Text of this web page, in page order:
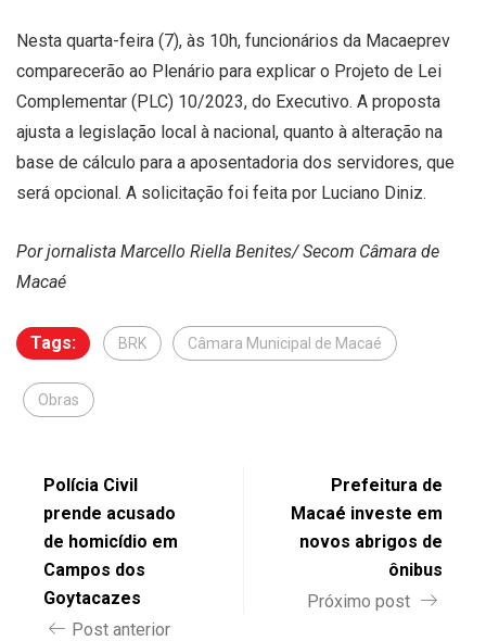
Nesta quarta-feira (7), às 10h, funcionários da Macaeprev
comparecerão ao Plenário para explicar o Projeto de Lei
Complementar (PLC) 10/2023, do Executivo. A proposta
ajusta a legislação local à nacional, quanto à alteração na
base de cálculo para a aposentadoria dos servidores, que
será opcional. A solicitação foi feita por Luciano Diniz.
Por jornalista Marcello Riella Benites/ Secom Câmara de
Macaé
Tags: BRK Câmara Municipal de Macaé
Obras
Polícia Civil
prende acusado
de homicídio em
Campos dos
Goytacazes
Post anterior
Prefeitura de
Macaé investe em
novos abrigos de
ônibus
Próximo post